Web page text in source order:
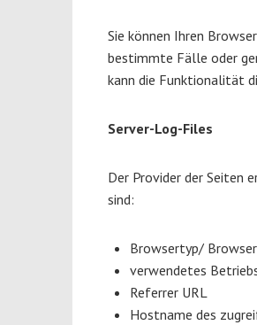
Sie können Ihren
bestimmte Fälle oder
kann die Funktionalität
Server-Log-Files
Der Provider der Seiten
sind:
Browsertyp/
verwendetes
Referrer URL
Hostname des